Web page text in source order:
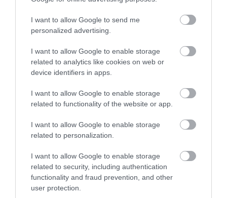
I want to allow Google to send me
personalized advertising.
I want to allow Google to enable storage
related to analytics like cookies on web or
device identifiers in apps.
I want to allow Google to enable storage
related to functionality of the website or app.
I want to allow Google to enable storage
related to personalization.
I want to allow Google to enable storage
related to security, including authentication
functionality and fraud prevention, and other
user protection.